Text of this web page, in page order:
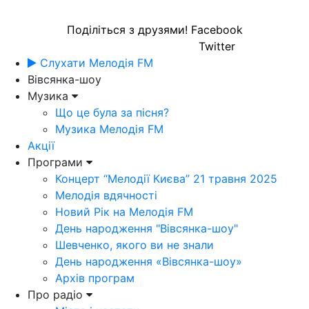
Поділіться з друзями! Facebook
Twitter
Слухати Мелодія FM
Вівсянка-шоу
Музика
Що це була за пісня?
Музика Мелодія FM
Акції
Програми
Концерт “Мелодії Києва” 21 травня 2025
Мелодія вдячності
Новий Рік на Мелодія FM
День народження "Вівсянка-шоу"
Шевченко, якого ви не знали
День народження «Вівсянка-шоу»
Архів програм
Про радіо